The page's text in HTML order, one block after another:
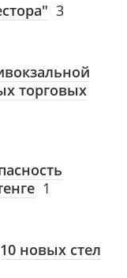
3
торговых
1
новых стел